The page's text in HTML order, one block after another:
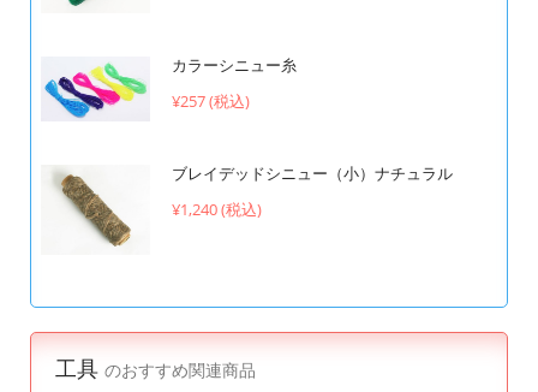
カラーシニュー糸
¥257 (税込)
ブレイデッドシニュー（小）ナチュラル
¥1,240 (税込)
工具 のおすすめ関連商品